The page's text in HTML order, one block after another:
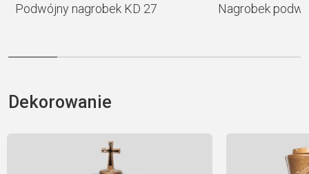
Podwójny nagrobek KD 27 Nagrobek
Dekorowanie